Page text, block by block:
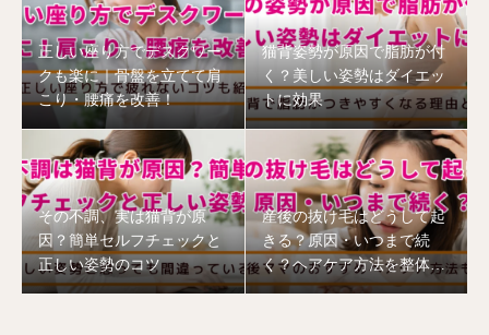
正しい座り方でデスクワー
クも楽に｜骨盤を立てて肩
こり・腰痛を改善！
猫背姿勢が原因で脂肪が付
く？美しい姿勢はダイエッ
トに効果
その不調、実は猫背が原
因？簡単セルフチェックと
正しい姿勢のコツ
産後の抜け毛はどうして起
きる？原因・いつまで続
く？ヘアケア方法を整体師
が解説【志木市】